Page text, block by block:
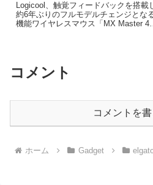
Logicool、触覚フィードバックを搭載
約6年ぶりのフルモデルチェンジとな
機能ワイヤレスマウス「MX Master 4
コメント
コメントを
ホーム Gadget